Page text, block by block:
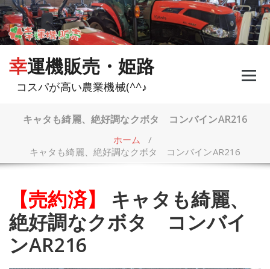
コ
ン
テ
ン
幸運機販売・姫路
コスパが高い農業機械(^^♪
キャタも綺麗、絶好調なクボタ コンバインAR216
ホーム /
キャタも綺麗、絶好調なクボタ コンバインAR216
【売約済】
キャタも綺麗、
絶好調なクボタ コンバイ
ンAR216